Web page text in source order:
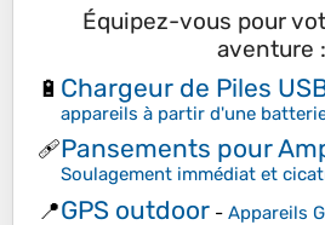
Équipez-vous pour
aventure :
🔋 Chargeur de Piles
appareils à partir d'une
🩹Pansements pour
Soulagement immédiat et
📍GPS outdoor - Appareils